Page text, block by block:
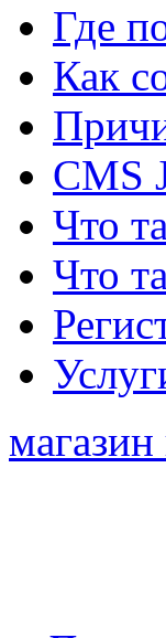
Где
Как
CMS
Что
Что
магазин